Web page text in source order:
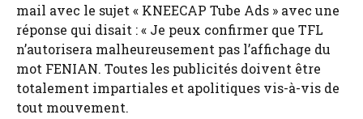
mail avec le sujet « KNEECAP Tube Ads » avec une
réponse qui disait : « Je peux confirmer que TFL
n’autorisera malheureusement pas l’affichage du
mot FENIAN. Toutes les publicités doivent être
totalement impartiales et apolitiques vis-à-vis de
tout mouvement.